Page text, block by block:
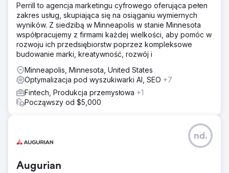
Perrill to agencja marketingu cyfrowego oferująca pełen
zakres usług, skupiająca się na osiąganiu wymiernych
wyników. Z siedzibą w Minneapolis w stanie Minnesota
współpracujemy z firmami każdej wielkości, aby pomóc w
rozwoju ich przedsiębiorstw poprzez kompleksowe
budowanie marki, kreatywność, rozwój i
Minneapolis, Minnesota, United States
Optymalizacja pod wyszukiwarki AI, SEO +7
Fintech, Produkcja przemysłowa +1
Począwszy od $5,000
Augurian
nd.